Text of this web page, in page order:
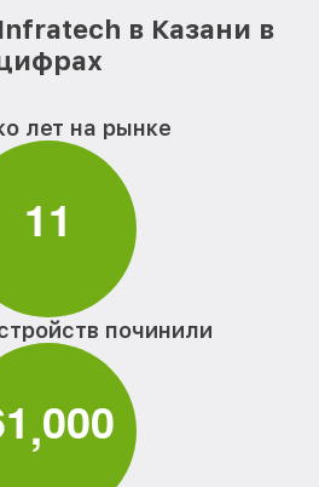
в Казани в
лет на рынке
11
починили
1,000